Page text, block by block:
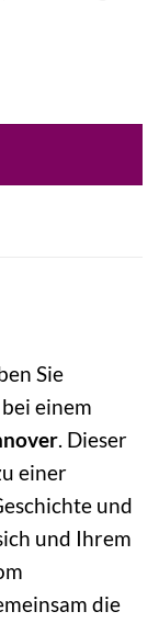
Sie
einem
. Dieser
einer
und
und Ihrem
die